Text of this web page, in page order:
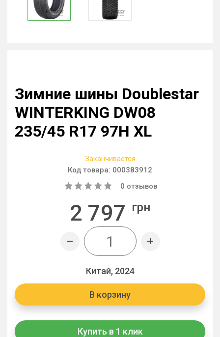
Зимние шины Doublestar
WINTERKING DW08
235/45 R17 97H XL
Заканчивается
Код товара: 000383912
0 отзывов
2 797 грн
Китай, 2024
В корзину
Купить в 1 клик